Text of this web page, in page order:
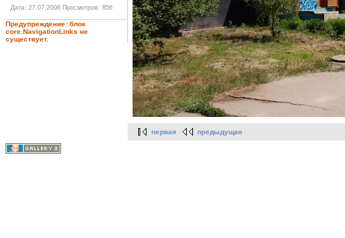
Дата: 27.07.2008 Просмотров: 856
Предупреждение: блок
core.NavigationLinks не
существует.
первая предыдущая